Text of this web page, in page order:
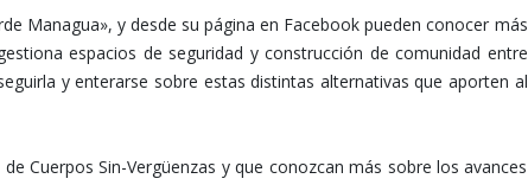
Managua», y desde su página en Facebook pueden conocer más
espacios de seguridad y construcción de comunidad entre
y enterarse sobre estas distintas alternativas que aporten al
Cuerpos Sin-Vergüenzas y que conozcan más sobre los avances